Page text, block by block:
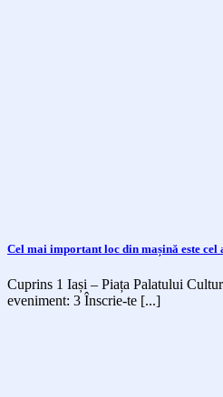
Cel mai important loc din mașină este
Cuprins 1 Iași – Piața Palatului
eveniment:⁣ 3 Înscrie-te [...]